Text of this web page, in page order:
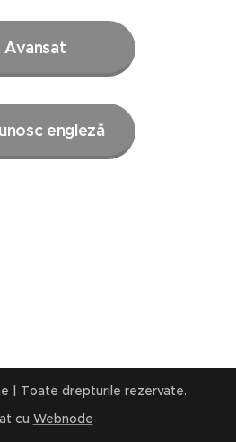
Avansat
engleză
| Toate drepturile rezervate.
cu Webnode